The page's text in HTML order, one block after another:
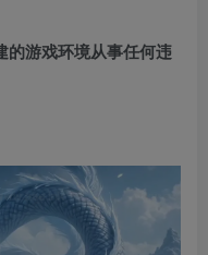
的游戏环境从事任何违